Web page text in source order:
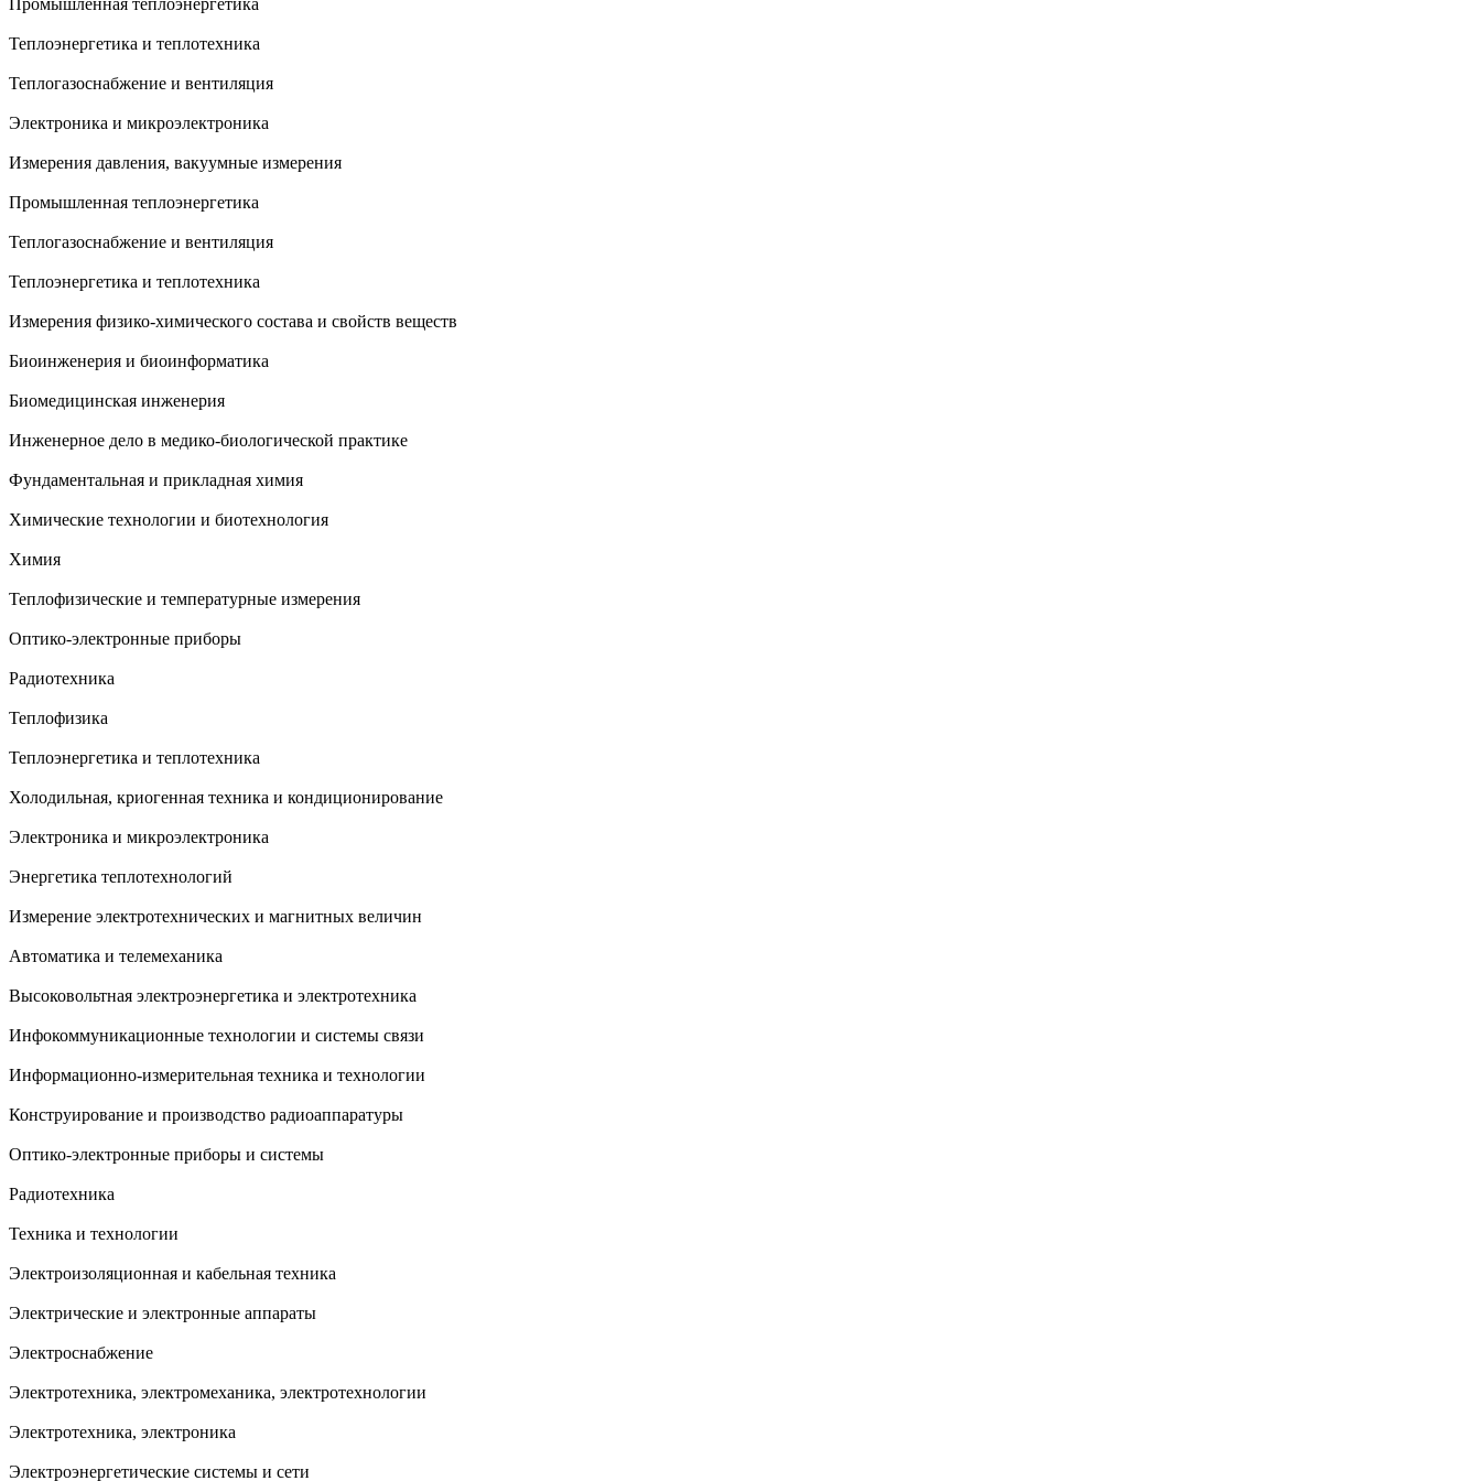
Теплоэнергетика и теплотехника
Теплогазоснабжение и вентиляция
Электроника и микроэлектроника
Измерения давления, вакуумные измерения
Промышленная теплоэнергетика
Теплогазоснабжение и вентиляция
Теплоэнергетика и теплотехника
Измерения физико-химического состава и свойств веществ
Биоинженерия и биоинформатика
Биомедицинская инженерия
Инженерное дело в медико-биологической практике
Фундаментальная и прикладная химия
Химические технологии и биотехнология
Химия
Теплофизические и температурные измерения
Оптико-электронные приборы
Радиотехника
Теплофизика
Теплоэнергетика и теплотехника
Холодильная, криогенная техника и кондиционирование
Электроника и микроэлектроника
Энергетика теплотехнологий
Измерение электротехнических и магнитных величин
Автоматика и телемеханика
Высоковольтная электроэнергетика и электротехника
Инфокоммуникационные технологии и системы связи
Информационно-измерительная техника и технологии
Конструирование и производство радиоаппаратуры
Оптико-электронные приборы и системы
Радиотехника
Техника и технологии
Электроизоляционная и кабельная техника
Электрические и электронные аппараты
Электроснабжение
Электротехника, электромеханика, электротехнологии
Электротехника, электроника
Электроэнергетические системы и сети